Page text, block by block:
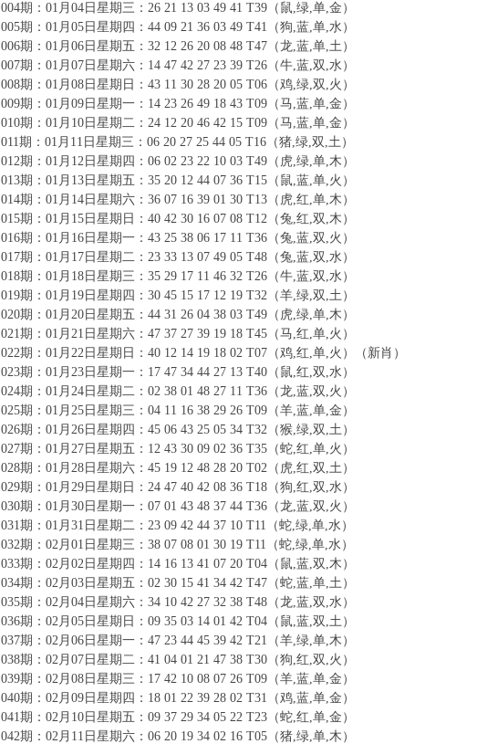
004期：01月04日星期三：26 21 13 03 49 41 T39（鼠,绿,单,金）
005期：01月05日星期四：44 09 21 36 03 49 T41（狗,蓝,单,水）
006期：01月06日星期五：32 12 26 20 08 48 T47（龙,蓝,单,土）
007期：01月07日星期六：14 47 42 27 23 39 T26（牛,蓝,双,水）
008期：01月08日星期日：43 11 30 28 20 05 T06（鸡,绿,双,火）
009期：01月09日星期一：14 23 26 49 18 43 T09（马,蓝,单,金）
010期：01月10日星期二：24 12 20 46 42 15 T09（马,蓝,单,金）
011期：01月11日星期三：06 20 27 25 44 05 T16（猪,绿,双,土）
012期：01月12日星期四：06 02 23 22 10 03 T49（虎,绿,单,木）
013期：01月13日星期五：35 20 12 44 07 36 T15（鼠,蓝,单,火）
014期：01月14日星期六：36 07 16 39 01 30 T13（虎,红,单,木）
015期：01月15日星期日：40 42 30 16 07 08 T12（兔,红,双,木）
016期：01月16日星期一：43 25 38 06 17 11 T36（兔,蓝,双,火）
017期：01月17日星期二：23 33 13 07 49 05 T48（兔,蓝,双,水）
018期：01月18日星期三：35 29 17 11 46 32 T26（牛,蓝,双,水）
019期：01月19日星期四：30 45 15 17 12 19 T32（羊,绿,双,土）
020期：01月20日星期五：44 31 26 04 38 03 T49（虎,绿,单,木）
021期：01月21日星期六：47 37 27 39 19 18 T45（马,红,单,火）
022期：01月22日星期日：40 12 14 19 18 02 T07（鸡,红,单,火）（新肖）
023期：01月23日星期一：17 47 34 44 27 13 T40（鼠,红,双,水）
024期：01月24日星期二：02 38 01 48 27 11 T36（龙,蓝,双,火）
025期：01月25日星期三：04 11 16 38 29 26 T09（羊,蓝,单,金）
026期：01月26日星期四：45 06 43 25 05 34 T32（猴,绿,双,土）
027期：01月27日星期五：12 43 30 09 02 36 T35（蛇,红,单,火）
028期：01月28日星期六：45 19 12 48 28 20 T02（虎,红,双,土）
029期：01月29日星期日：24 47 40 42 08 36 T18（狗,红,双,水）
030期：01月30日星期一：07 01 43 48 37 44 T36（龙,蓝,双,火）
031期：01月31日星期二：23 09 42 44 37 10 T11（蛇,绿,单,水）
032期：02月01日星期三：38 07 08 01 30 19 T11（蛇,绿,单,水）
033期：02月02日星期四：14 16 13 41 07 20 T04（鼠,蓝,双,木）
034期：02月03日星期五：02 30 15 41 34 42 T47（蛇,蓝,单,土）
035期：02月04日星期六：34 10 42 27 32 38 T48（龙,蓝,双,水）
036期：02月05日星期日：09 35 03 14 01 42 T04（鼠,蓝,双,土）
037期：02月06日星期一：47 23 44 45 39 42 T21（羊,绿,单,木）
038期：02月07日星期二：41 04 01 21 47 38 T30（狗,红,双,火）
039期：02月08日星期三：17 42 10 08 07 26 T09（羊,蓝,单,金）
040期：02月09日星期四：18 01 22 39 28 02 T31（鸡,蓝,单,金）
041期：02月10日星期五：09 37 29 34 05 22 T23（蛇,红,单,金）
042期：02月11日星期六：06 20 19 34 02 16 T05（猪,绿,单,木）